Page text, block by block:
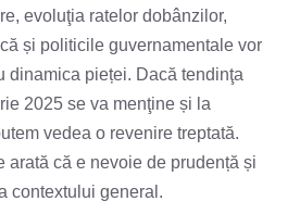
evoluţia ratelor dobânzilor,
și politicile guvernamentale vor
dinamica pieței. Dacă tendinţa
2025 se va menţine și la
vedea o revenire treptată.
arată că e nevoie de prudență și
contextului general.